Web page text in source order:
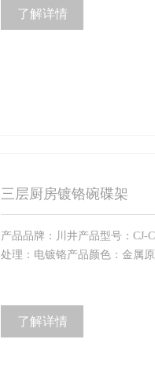
了解详情
三层厨房镀铬碗碟架
产品品牌：川井产品型号：CJ-
处理：电镀铬产品颜色：金属
了解详情